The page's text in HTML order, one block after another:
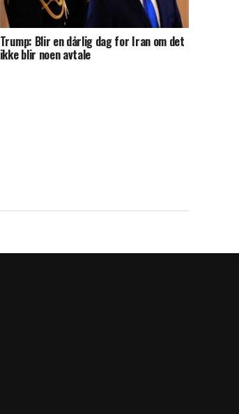
Trump: Blir en dårlig dag for Iran om det
ikke blir noen avtale